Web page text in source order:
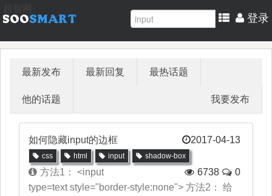
登录
最新发布 最新回复 最热话题
他的话题 我要发布
如何隐藏input的边框 2017-04-13
css html input shadow-box
6738 0
方法1： <input
type=text style="border-style:none"> 方法2： 给